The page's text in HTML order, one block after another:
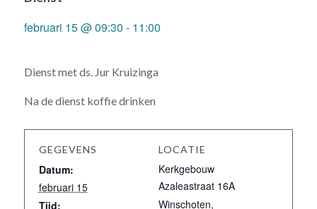
februari 15 @ 09:30 - 11:00
Dienst met ds. Jur Kruizinga
Na de dienst koffie drinken
GEGEVENS
Datum:
februari 15
Tijd:
LOCATIE
Kerkgebouw
Azaleastraat 16A
Winschoten,